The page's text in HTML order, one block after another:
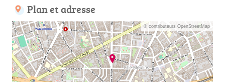
Plan et adresse
© contributeurs OpenStreetMap